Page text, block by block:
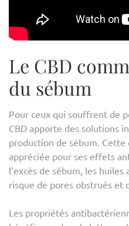
Le CBD
du sébum
Pour ceux qui souffrent de
CBD apporte des solutions
production de sébum.
appréciée pour ses effets
l’excès de sébum, les
risque de pores obstrués et
Les propriétés